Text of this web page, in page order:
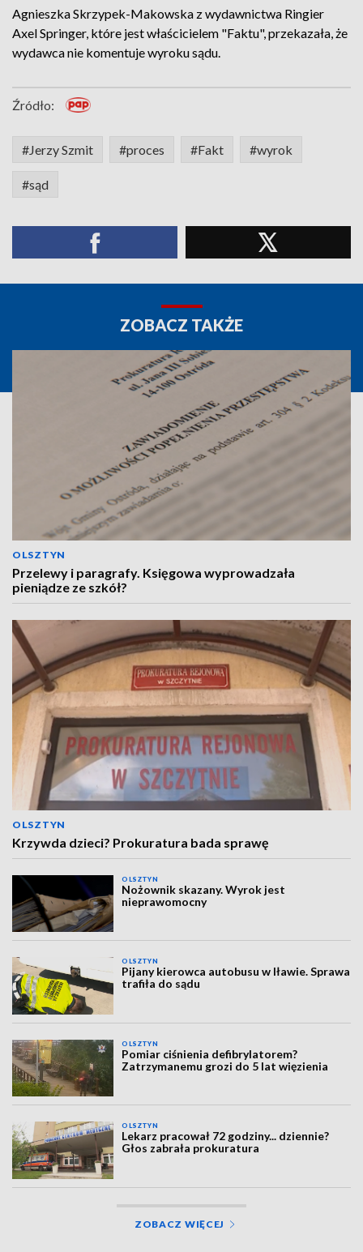
Agnieszka Skrzypek-Makowska z wydawnictwa Ringier
Axel Springer, które jest właścicielem "Faktu", przekazała, że
wydawca nie komentuje wyroku sądu.
Źródło:
#Jerzy Szmit #proces #Fakt #wyrok
#sąd
ZOBACZ TAKŻE
OLSZTYN
Przelewy i paragrafy. Księgowa wyprowadzała
pieniądze ze szkół?
OLSZTYN
Krzywda dzieci? Prokuratura bada sprawę
OLSZTYN
Nożownik skazany. Wyrok jest
nieprawomocny
OLSZTYN
Pijany kierowca autobusu w Iławie. Sprawa
trafiła do sądu
OLSZTYN
Pomiar ciśnienia defibrylatorem?
Zatrzymanemu grozi do 5 lat więzienia
OLSZTYN
Lekarz pracował 72 godziny... dziennie?
Głos zabrała prokuratura
ZOBACZ WIĘCEJ